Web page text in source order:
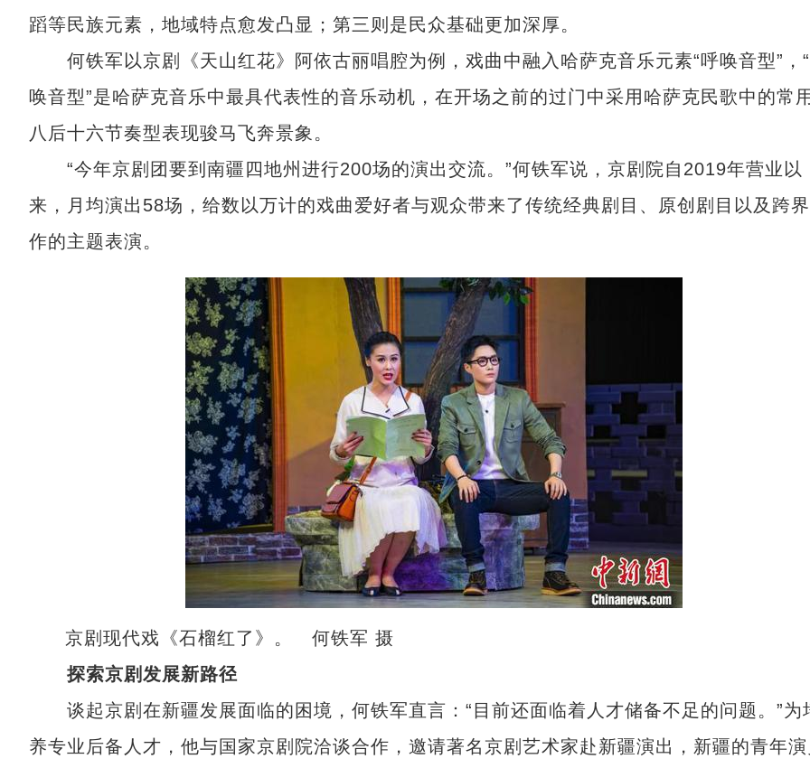
蹈等民族元素，地域特点愈发凸显；第三则是民众基础更加深厚。
何铁军以京剧《天山红花》阿依古丽唱腔为例，戏曲中融入哈萨克音乐元素“呼唤音型”，
唤音型”是哈萨克音乐中最具代表性的音乐动机，在开场之前的过门中采用哈萨克民歌中的常
八后十六节奏型表现骏马飞奔景象。
“今年京剧团要到南疆四地州进行200场的演出交流。”何铁军说，京剧院自2019年营业以
来，月均演出58场，给数以万计的戏曲爱好者与观众带来了传统经典剧目、原创剧目以及跨
作的主题表演。
京剧现代戏《石榴红了》。 何铁军 摄
探索京剧发展新路径
谈起京剧在新疆发展面临的困境，何铁军直言：“目前还面临着人才储备不足的问题。”为
养专业后备人才，他与国家京剧院洽谈合作，邀请著名京剧艺术家赴新疆演出，新疆的青年演